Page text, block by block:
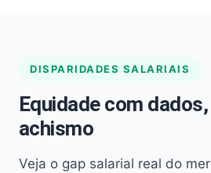
DISPARIDADES SALARIAIS
Equidade com
achismo
Veja o gap salarial real do